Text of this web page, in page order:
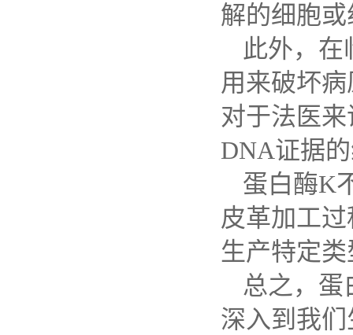
解的细胞
此外，
用来破坏
对于法医
DNA证据
蛋白酶K
皮革加工
生产特定
总之，蛋
深入到我